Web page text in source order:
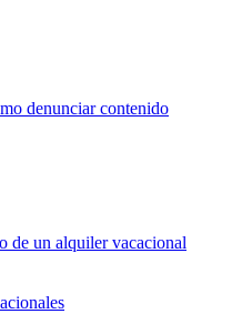
denunciar contenido
de un alquiler vacacional